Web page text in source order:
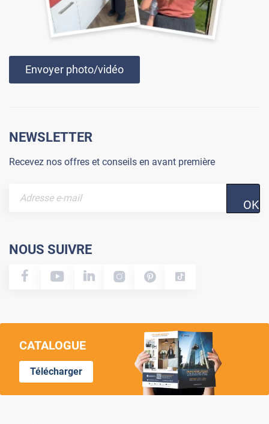
Envoyer photo/vidéo
NEWSLETTER
Recevez nos offres et conseils en avant première
OK
NOUS SUIVRE
CATALOGUE
Télécharger